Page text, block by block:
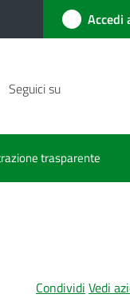
Accedi
Seguici su
trasparente
Condividi Vedi